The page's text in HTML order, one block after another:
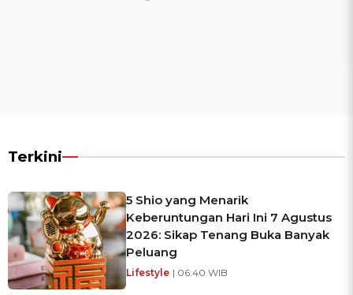
Terkini
5 Shio yang Menarik
Keberuntungan Hari Ini 7 Agustus
2026: Sikap Tenang Buka Banyak
Peluang
Lifestyle | 06:40 WIB